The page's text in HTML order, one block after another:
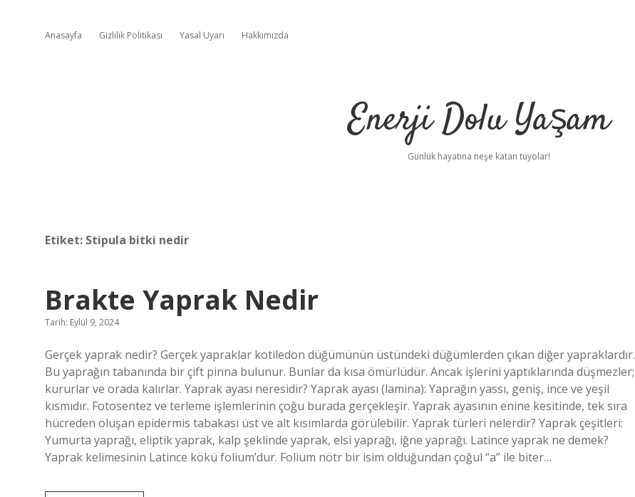
Anasayfa Gizlilik Politikası Yasal Uyarı Hakkımızda
Enerji Dolu Yaşam
Günlük hayatına neşe katan tüyolar!
Etiket: Stipula bitki nedir
Brakte Yaprak Nedir
Tarih: Eylül 9, 2024
Gerçek yaprak nedir? Gerçek yapraklar kotiledon düğümünün üstündeki düğümlerden çıkan diğer yapraklardır.
Bu yaprağın tabanında bir çift pinna bulunur. Bunlar da kısa ömürlüdür. Ancak işlerini yaptıklarında düşmezler;
kururlar ve orada kalırlar. Yaprak ayası neresidir? Yaprak ayası (lamina): Yaprağın yassı, geniş, ince ve yeşil
kısmıdır. Fotosentez ve terleme işlemlerinin çoğu burada gerçekleşir. Yaprak ayasının enine kesitinde, tek sıra
hücreden oluşan epidermis tabakası üst ve alt kısımlarda görülebilir. Yaprak türleri nelerdir? Yaprak çeşitleri:
Yumurta yaprağı, eliptik yaprak, kalp şeklinde yaprak, elsi yaprağı, iğne yaprağı. Latince yaprak ne demek?
Yaprak kelimesinin Latince kökü folium’dur. Folium nötr bir isim olduğundan çoğul “a” ile biter…